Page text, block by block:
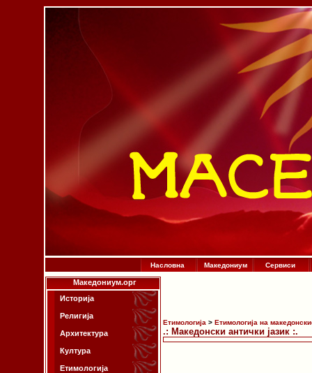
Насловна Македониум Сервиси
Македониум.орг
Историја
Религија
Архитектура
Култура
Етимологија
Етимологија > Етимологија на
.: Македонски антички јазик :.